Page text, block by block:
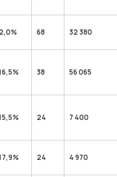
68 32 380
38 56 065
24 7 400
24 4 970